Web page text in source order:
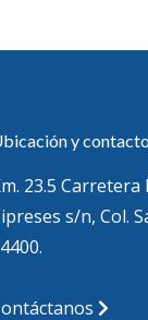
y contacto
23.5 Carretera
s/n, Col.